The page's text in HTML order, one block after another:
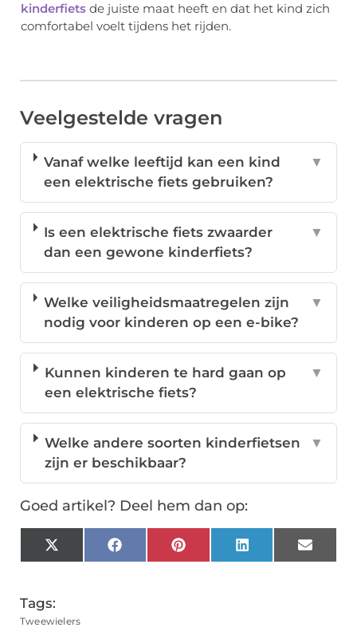
kinderfiets de juiste maat heeft en dat het kind zich
comfortabel voelt tijdens het rijden.
Veelgestelde vragen
Vanaf welke leeftijd kan een kind
een elektrische fiets gebruiken?
▼
Is een elektrische fiets zwaarder
dan een gewone kinderfiets?
▼
Welke veiligheidsmaatregelen zijn
nodig voor kinderen op een e-bike?
▼
Kunnen kinderen te hard gaan op
een elektrische fiets?
▼
Welke andere soorten kinderfietsen
zijn er beschikbaar?
▼
Goed artikel? Deel hem dan op:
X
(Twitter)
FacebookPinterestLinkedInEmail
Tags:
Tweewielers